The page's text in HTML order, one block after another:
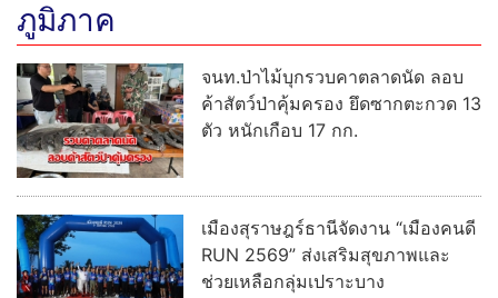
ภูมิภาค
จนท.ป่าไม้บุกรวบคาตลาดนัด ลอบ
ค้าสัตว์ป่าคุ้มครอง ยึดซากตะกวด 13
ตัว หนักเกือบ 17 กก.
เมืองสุราษฎร์ธานีจัดงาน “เมืองคนดี
RUN 2569” ส่งเสริมสุขภาพและ
ช่วยเหลือกลุ่มเปราะบาง